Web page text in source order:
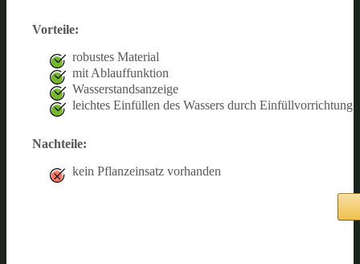
Vorteile:
robustes Material
mit Ablauffunktion
Wasserstandsanzeige
leichtes Einfüllen des Wassers durch Einfüllvorrichtung
Nachteile:
kein Pflanzeinsatz vorhanden